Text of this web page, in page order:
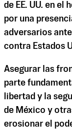
de EE. UU. en
por una
adversarios
contra Estados
Asegurar las
parte
libertad y la
de México y
erosionar el